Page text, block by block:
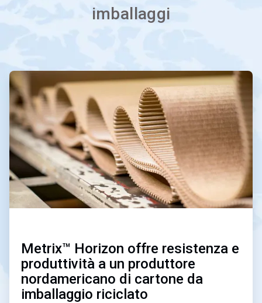
imballaggi
ArticleTile
1
di
4
Metrix™ Horizon offre resistenza e
produttività a un produttore
nordamericano di cartone da
imballaggio riciclato